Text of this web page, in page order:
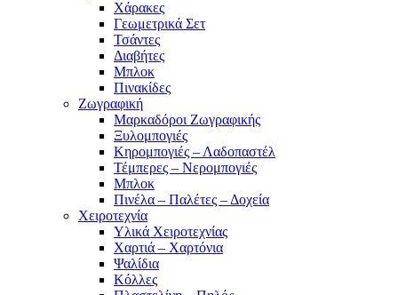
Χάρακες
Γεωμετρικά Σετ
Τσάντες
Διαβήτες
Μπλοκ
Πινακίδες
Ζωγραφική
Μαρκαδόροι Ζωγραφικής
Ξυλομπογιές
Κηρομπογιές – Λαδοπαστέλ
Τέμπερες – Νερομπογιές
Μπλοκ
Πινέλα – Παλέτες – Δοχεία
Χειροτεχνία
Υλικά Χειροτεχνίας
Χαρτιά – Χαρτόνια
Ψαλίδια
Κόλλες